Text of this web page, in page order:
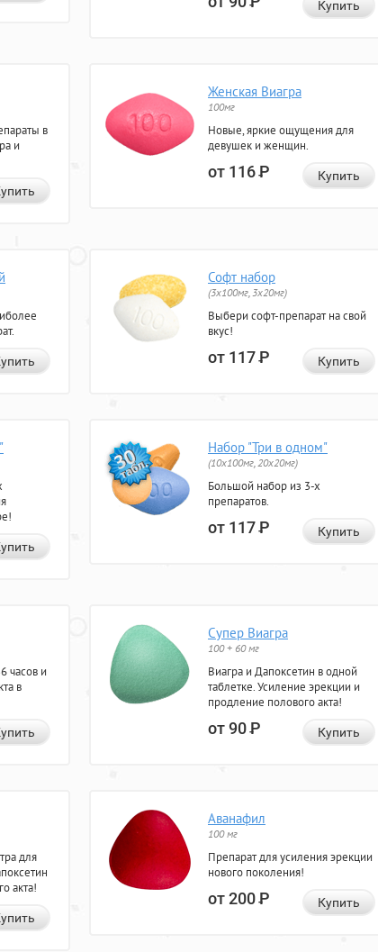
Купить
в
и
Женская Виагра
100мг
Новые, яркие ощущения для
девушек и женщин.
от 116Р Купить
Софт набор
(3x100мг, 3x20мг)
Выбери софт-препарат на свой
вкус!
от 117Р Купить
Набор "Три в одном"
(10x100мг, 20x20мг)
Большой набор из 3-х
препаратов.
от 117Р Купить
часов и
в
Супер Виагра
100 + 60 мг
Виагра и Дапоксетин в одной
таблетке. Усиление эрекции и
продление полового акта!
от 90Р Купить
для
акта!
Аванафил
100 мг
Препарат для усиления эрекции
нового поколения!
от 200Р Купить